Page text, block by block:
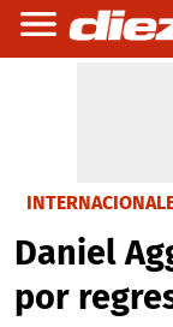
Daniel
por